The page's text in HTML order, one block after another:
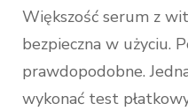
Większość serum z
bezpieczna w użyciu.
prawdopodobne.
wykonać test